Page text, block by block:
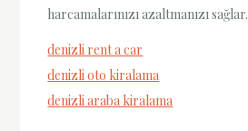
harcamalarınızı azaltmanızı sağlar.
denizli rent a car
denizli oto kiralama
denizli araba kiralama